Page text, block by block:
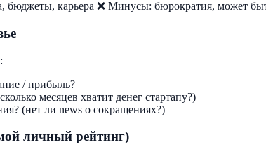
бюджеты, карьера ❌ Минусы: бюрократия, может
/ прибыль?
месяцев хватит денег стартапу?)
(нет ли news о сокращениях?)
личный рейтинг)